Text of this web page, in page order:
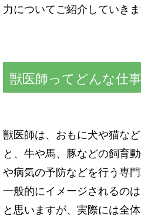
力についてご紹介していきま
獣医師ってどんな仕
獣医師は、おもに犬や猫な
と、牛や馬、豚などの飼育
や病気の予防などを行う専門
一般的にイメージされるの
と思いますが、実際には全